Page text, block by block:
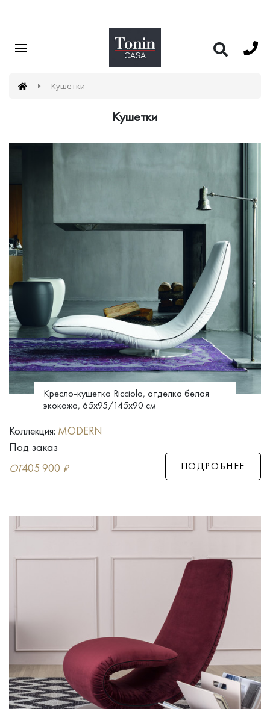
Кушетки
Кушетки
Кресло-кушетка Ricciolo, отделка белая
экокожа, 65x95/145x90 см
Коллекция: MODERN
Под заказ
ОТ405 900 ₽ ПОДРОБНЕЕ